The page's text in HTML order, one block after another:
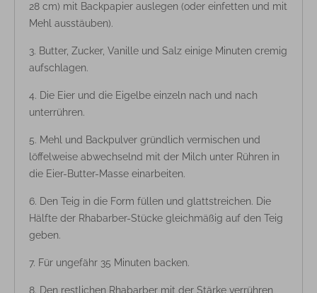
28 cm) mit Backpapier auslegen (oder einfetten und mit
Mehl ausstäuben).
Butter, Zucker, Vanille und Salz einige Minuten cremig
aufschlagen.
Die Eier und die Eigelbe einzeln nach und nach
unterrühren.
Mehl und Backpulver gründlich vermischen und
löffelweise abwechselnd mit der Milch unter Rühren in
die Eier-Butter-Masse einarbeiten.
Den Teig in die Form füllen und glattstreichen. Die
Hälfte der Rhabarber-Stücke gleichmäßig auf den Teig
geben.
Für ungefähr 35 Minuten backen.
Den restlichen Rhabarber mit der Stärke verrühren